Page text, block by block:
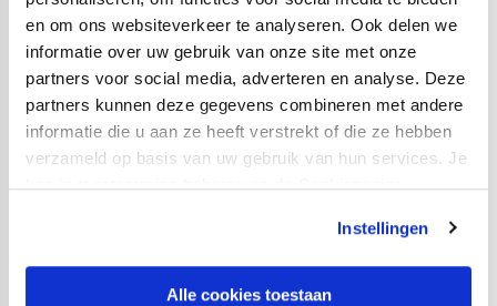
en om ons websiteverkeer te analyseren. Ook delen we
informatie over uw gebruik van onze site met onze
partners voor social media, adverteren en analyse. Deze
partners kunnen deze gegevens combineren met andere
informatie die u aan ze heeft verstrekt of die ze hebben
verzameld op basis van uw gebruik van hun services. Je
kan je toestemming beheren op de Cookiepagina.
Instellingen
Alle cookies toestaan
Opstelling Jong FC Utrecht:
David Jensen; Sylian Mokono (77. Tim Brinkman),
Tommy St. Jago (65. Junior van der Velden), Christopher
Mamengi, Gabriel Culhaci; Mitchell van Rooijen, Justin
Jasper Schendelaar; Joerie Church, Henri Weigelt (60.